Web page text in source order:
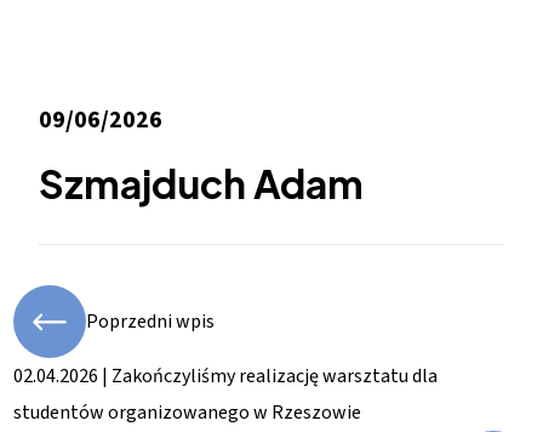
09/06/2026
Szmajduch Adam
Poprzedni wpis
02.04.2026 | Zakończyliśmy realizację warsztatu dla
studentów organizowanego w Rzeszowie